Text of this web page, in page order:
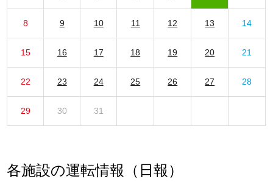
8 9 10 11 12 13 14
15 16 17 18 19 20 21
22 23 24 25 26 27 28
29 30 31
各施設の運転情報（日報）